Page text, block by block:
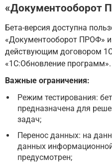
«Документооборот
Бета-версия доступна
«Документооборот ПРОФ»
действующим договором
«1С:Обновление программ».
Важные ограничения:
Режим тестирования:
предназначена для
задач;
Перенос данных: на
данных
предусмотрен;